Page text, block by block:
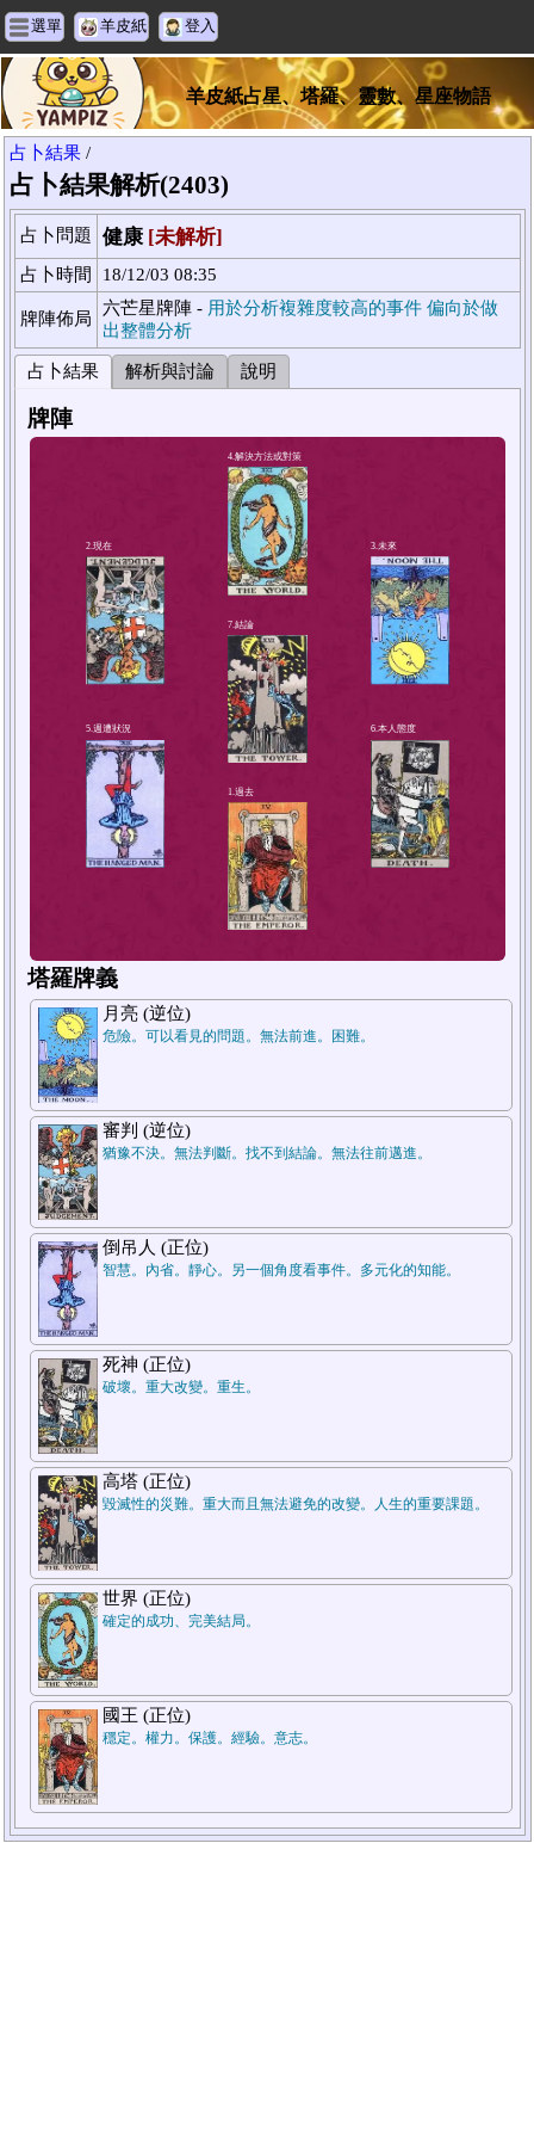
選單 羊皮紙 登入
羊皮紙占星、塔羅、靈數、星座物語
占卜結果 /
占卜結果解析(2403)
占卜問題 健康 [未解析]
占卜時間 18/12/03 08:35
牌陣佈局
六芒星牌陣 - 用於分析複雜度較高的事件 偏向於做
出整體分析
占卜結果 解析與討論 說明
牌陣
2.現在
4.解決方法或對策
5.週遭狀況
塔羅牌義
月亮 (逆位)
危險。可以看見的問題。無法前進。困難。
審判 (逆位)
猶豫不決。無法判斷。找不到結論。無法往前邁進。
倒吊人 (正位)
智慧。內省。靜心。另一個角度看事件。多元化的知能。
死神 (正位)
破壞。重大改變。重生。
高塔 (正位)
毀滅性的災難。重大而且無法避免的改變。人生的重要課題。
世界 (正位)
確定的成功、完美結局。
國王 (正位)
穩定。權力。保護。經驗。意志。